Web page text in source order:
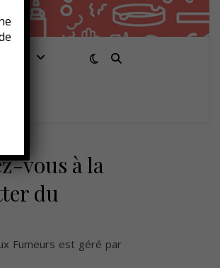
vous à la
du
Fumeurs est géré par